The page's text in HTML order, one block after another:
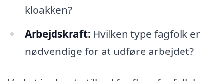
kloakken?
Arbejdskraft: Hvilken type fagfolk er
nødvendige for at udføre arbejdet?